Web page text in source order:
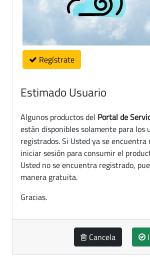
Regístrate
Estimado Usuario
Algunos productos del Portal de
están disponibles solamente para los
registrados. Si Usted ya se encuentra
iniciar sesión para consumir el
Usted no se encuentra registrado,
manera gratuita.
Gracias.
Cancela